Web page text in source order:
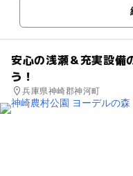
安心の浅瀬＆充実設備
う！
兵庫県神崎郡神河町